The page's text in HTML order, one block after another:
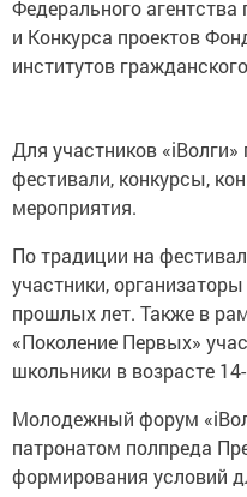
Федерального
и Конкурса проектов
институтов
Для участников
фестивали, конкурсы,
мероприятия.
По традиции на
участники,
прошлых лет. Также в
«Поколение Первых»
школьники в возрасте
Молодежный форум
патронатом полпреда
формирования условий